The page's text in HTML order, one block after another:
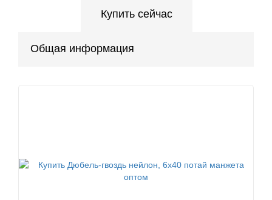
Купить сейчас
Общая информация